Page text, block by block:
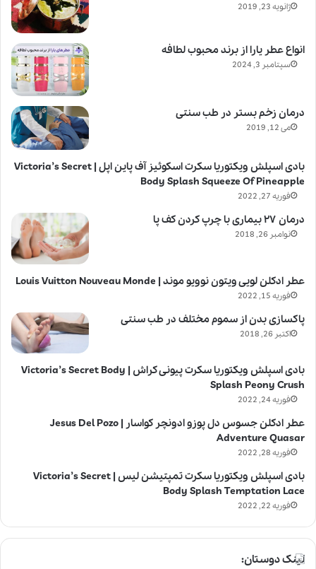
ژانویه 23, 2019
انواع عطر یارا از برند محبوب لطافه
سپتامبر 3, 2024
درمان زخم بستر در طب سنتی
می 12, 2019
بادی اسپلش ویکتوریا سکرت اسکوئیز آف پاین اپل | Victoria’s Secret
Body Splash Squeeze Of Pineapple
فوریه 27, 2022
درمان ۲۷ بیماری با چرپ کردن کف پا
نوامبر 26, 2018
عطر ادکلن لویی ویتون نوویو موند | Louis Vuitton Nouveau Monde
فوریه 15, 2022
پاکسازی بدن از سموم مختلف در طب سنتی
اکتبر 26, 2018
بادی اسپلش ویکتوریا سکرت پیونی کراش | Victoria’s Secret Body
Splash Peony Crush
فوریه 24, 2022
عطر ادکلن جسوس دل پوزو ادونچر کواسار | Jesus Del Pozo
Adventure Quasar
فوریه 28, 2022
بادی اسپلش ویکتوریا سکرت تمپتیشن لیس | Victoria’s Secret
Body Splash Temptation Lace
فوریه 22, 2022
لینک دوستان: